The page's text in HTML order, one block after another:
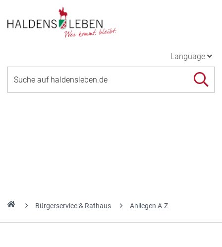
Language
Bürgerservice & Rathaus Anliegen A-Z